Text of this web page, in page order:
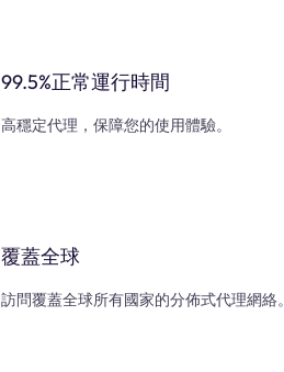
99.5%正常運行時間
高穩定代理，保障您的使用體驗。
覆蓋全球
訪問覆蓋全球所有國家的分佈式代理網絡。